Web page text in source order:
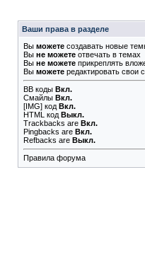
Ваши права в разделе
Вы можете создавать новые
Вы не можете отвечать в темах
Вы не можете прикреплять
Вы можете редактировать свои
BB коды Вкл.
Смайлы Вкл.
[IMG] код Вкл.
HTML код Выкл.
Trackbacks are Вкл.
Pingbacks are Вкл.
Refbacks are Выкл.
Правила форума